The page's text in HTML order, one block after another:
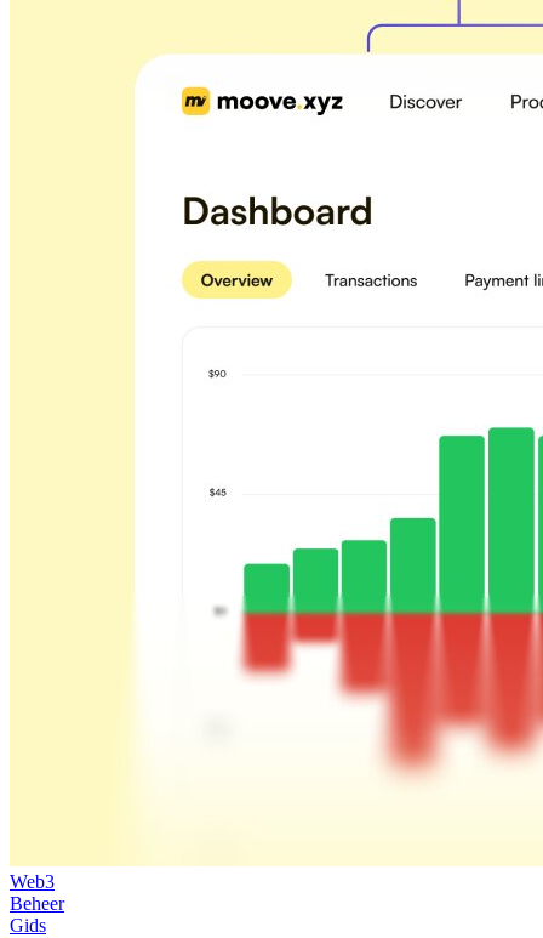
Web3
Beheer
Gids